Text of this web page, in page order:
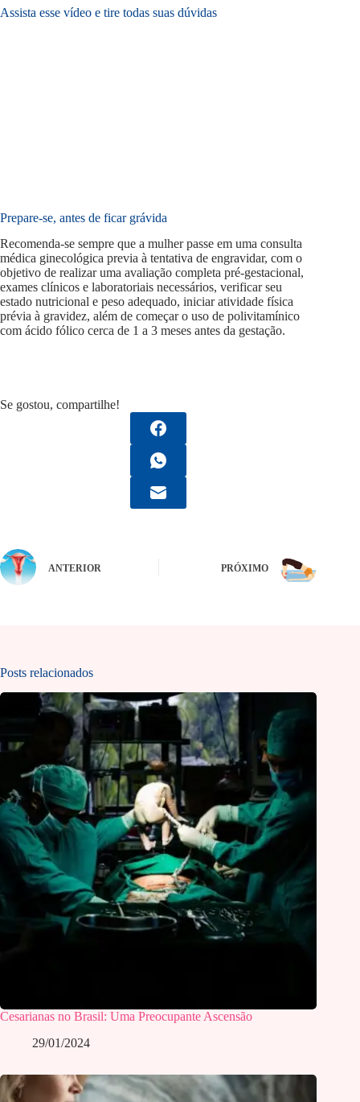
Assista esse vídeo e tire todas suas dúvidas
Prepare-se, antes de ficar grávida
Recomenda-se sempre que a mulher passe em uma consulta
médica ginecológica previa à tentativa de engravidar, com o
objetivo de realizar uma avaliação completa pré-gestacional,
exames clínicos e laboratoriais necessários, verificar seu
estado nutricional e peso adequado, iniciar atividade física
prévia à gravidez, além de começar o uso de polivitamínico
com ácido fólico cerca de 1 a 3 meses antes da gestação.
Se gostou, compartilhe!
ANTERIOR PRÓXIMO
Posts relacionados
Cesarianas no Brasil: Uma Preocupante Ascensão
29/01/2024